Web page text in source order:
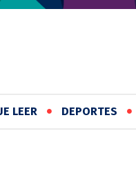
LEER DEPORTES